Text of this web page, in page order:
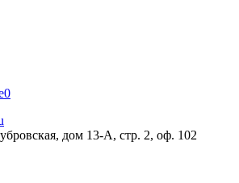
0
дом 13-А, стр. 2, оф. 102